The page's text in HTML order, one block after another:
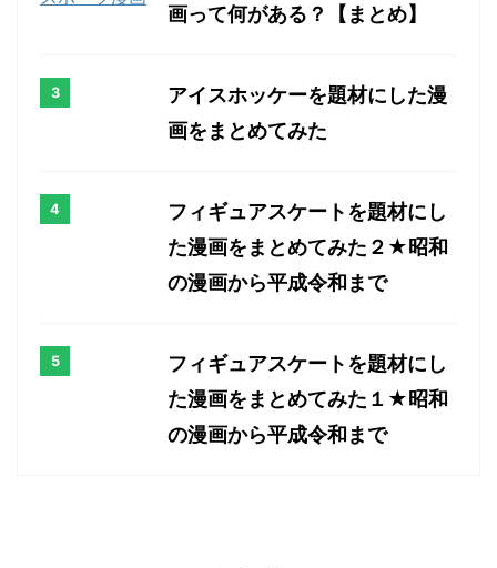
画って何がある？【まとめ】
アイスホッケーを題材にした漫
画をまとめてみた
フィギュアスケートを題材にし
た漫画をまとめてみた２★昭和
の漫画から平成令和まで
フィギュアスケートを題材にし
た漫画をまとめてみた１★昭和
の漫画から平成令和まで